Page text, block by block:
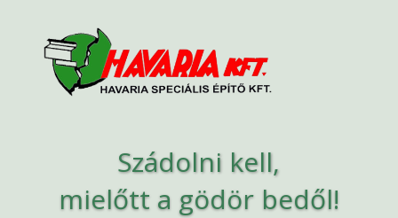
Szádolni kell,
mielőtt a gödör bedől!